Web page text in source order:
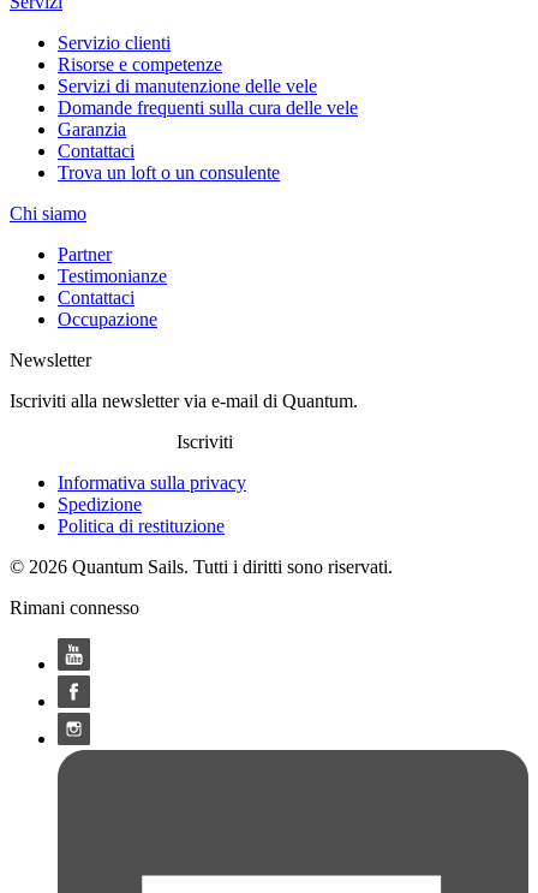
Servizio clienti
Risorse e competenze
Servizi di manutenzione delle vele
Domande frequenti sulla cura delle vele
Garanzia
Contattaci
Trova un loft o un consulente
Chi siamo
Partner
Testimonianze
Contattaci
Occupazione
Newsletter
Iscriviti alla newsletter via e-mail di Quantum.
Iscriviti
Informativa sulla privacy
Spedizione
Politica di restituzione
© 2026 Quantum Sails. Tutti i diritti sono riservati.
Rimani connesso